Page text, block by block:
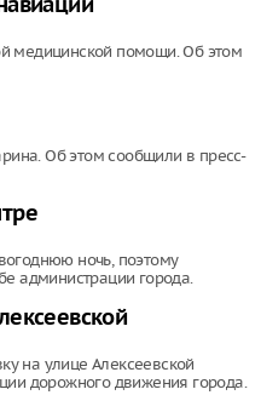
медицинской помощи. Об этом
Об этом сообщили в пресс-
ночь, поэтому
администрации города.
на улице Алексеевской
дорожного движения города.